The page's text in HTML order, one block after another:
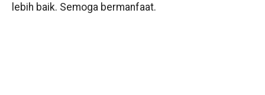
lebih baik. Semoga bermanfaat.